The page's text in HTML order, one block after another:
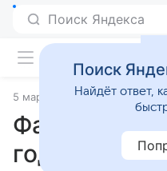
Поиск Яндекса
5 марта 2025 Статьи
Фаза Луны 5
года
Поиск
Найдёт ответ,